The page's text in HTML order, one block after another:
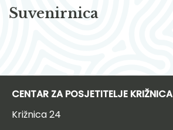
Suvenirnica
CENTAR ZA POSJETITELJE KRIŽNICA
Križnica 24